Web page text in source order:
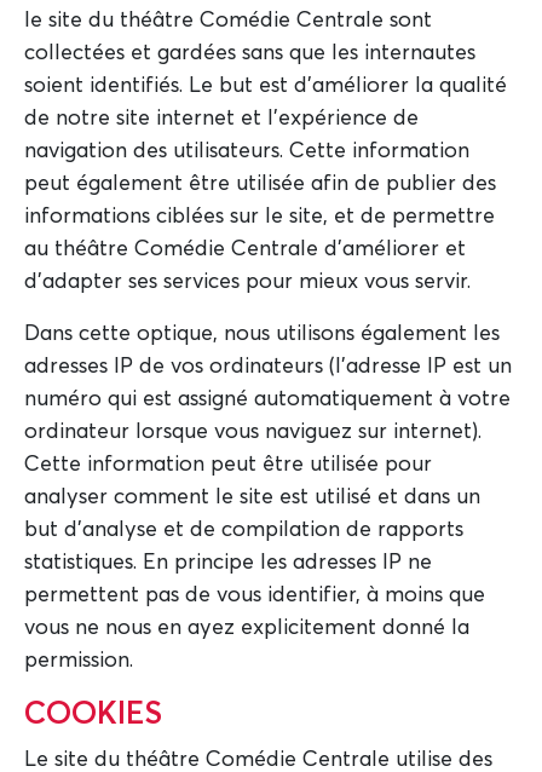
le site du théâtre Comédie Centrale sont
collectées et gardées sans que les internautes
soient identifiés. Le but est d'améliorer la qualité
de notre site internet et l'expérience de
navigation des utilisateurs. Cette information
peut également être utilisée afin de publier des
informations ciblées sur le site, et de permettre
au théâtre Comédie Centrale d'améliorer et
d'adapter ses services pour mieux vous servir.
Dans cette optique, nous utilisons également les
adresses IP de vos ordinateurs (l'adresse IP est un
numéro qui est assigné automatiquement à votre
ordinateur lorsque vous naviguez sur internet).
Cette information peut être utilisée pour
analyser comment le site est utilisé et dans un
but d'analyse et de compilation de rapports
statistiques. En principe les adresses IP ne
permettent pas de vous identifier, à moins que
vous ne nous en ayez explicitement donné la
permission.
COOKIES
Le site du théâtre Comédie Centrale utilise des